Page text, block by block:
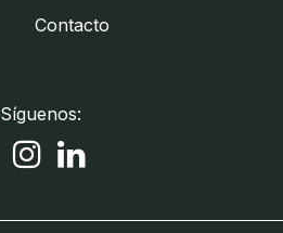
Contacto
Síguenos: